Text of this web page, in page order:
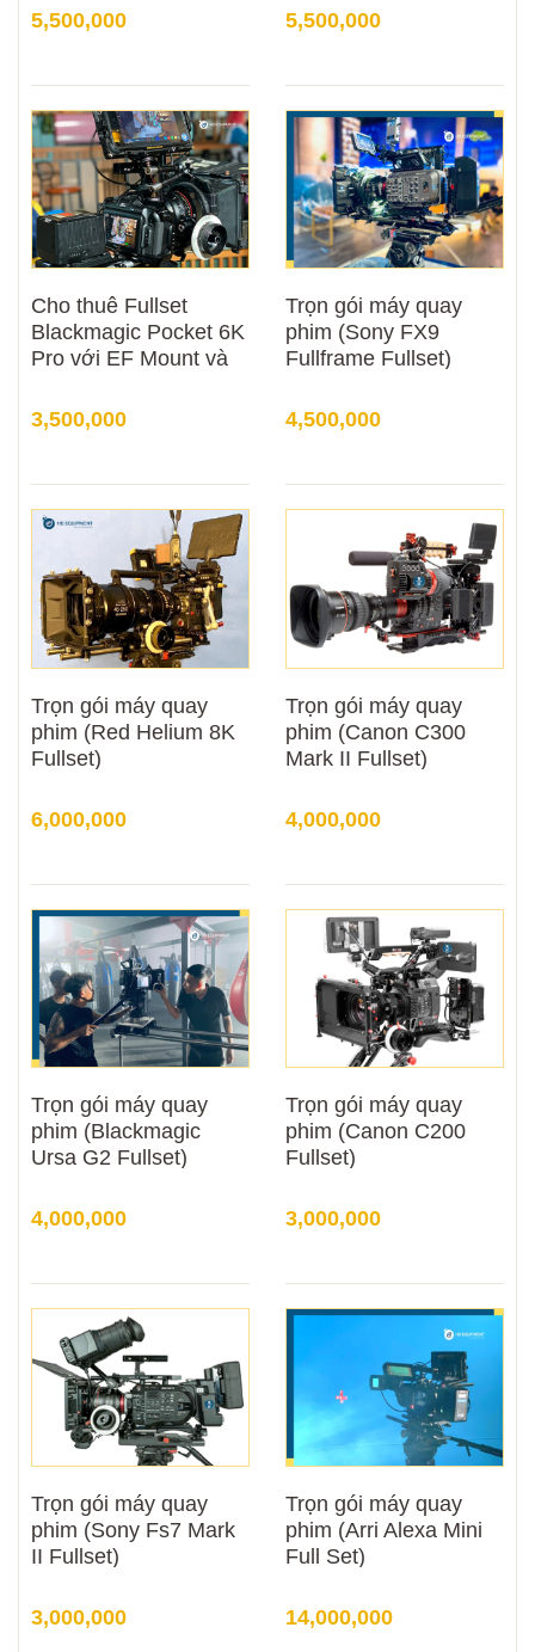
5,500,000 5,500,000
Cho thuê Fullset
Blackmagic Pocket 6K
Pro với EF Mount và
3,500,000
Trọn gói máy quay
phim (Sony FX9
Fullframe Fullset)
4,500,000
Trọn gói máy quay
phim (Red Helium 8K
Fullset)
6,000,000
Trọn gói máy quay
phim (Canon C300
Mark II Fullset)
4,000,000
Trọn gói máy quay
phim (Blackmagic
Ursa G2 Fullset)
4,000,000
Trọn gói máy quay
phim (Canon C200
Fullset)
3,000,000
Trọn gói máy quay
phim (Sony Fs7 Mark
II Fullset)
3,000,000
Trọn gói máy quay
phim (Arri Alexa Mini
Full Set)
14,000,000